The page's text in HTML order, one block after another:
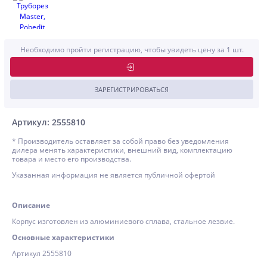
Артикул: 2555810
Необходимо пройти регистрацию, чтобы увидеть цену за 1 шт.
ЗАРЕГИСТРИРОВАТЬСЯ
* Производитель оставляет за собой право без уведомления
дилера менять характеристики, внешний вид, комплектацию
товара и место его производства.
Указанная информация не является публичной офертой
Описание
Корпус изготовлен из алюминиевого сплава, стальное лезвие.
Основные характеристики
Артикул 2555810